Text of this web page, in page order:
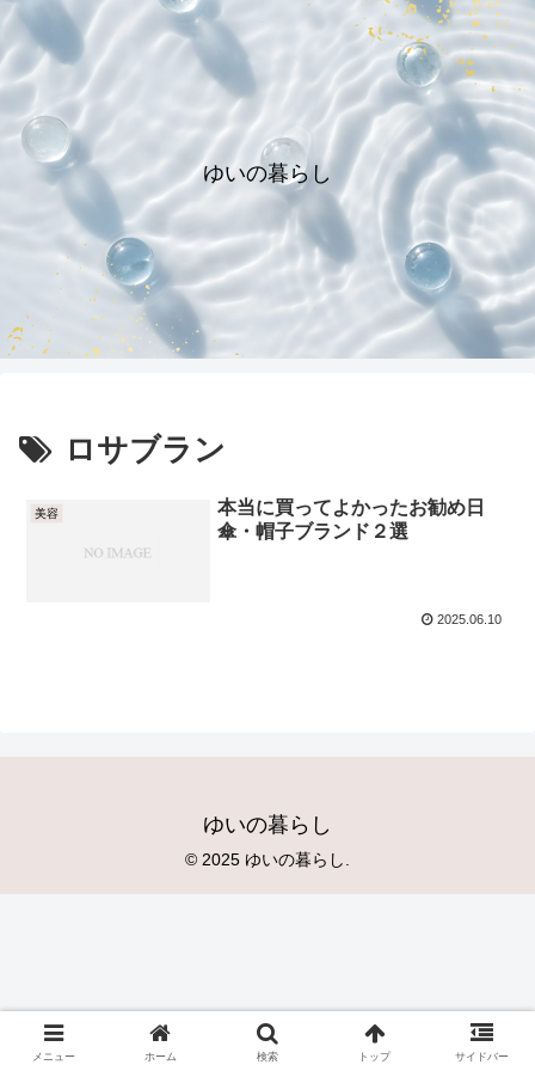
ゆいの暮らし
ロサブラン
美容
本当に買ってよかったお勧め日
傘・帽子ブランド２選
2025.06.10
ゆいの暮らし
© 2025 ゆいの暮らし.
メニュー ホーム 検索 トップ サイドバー